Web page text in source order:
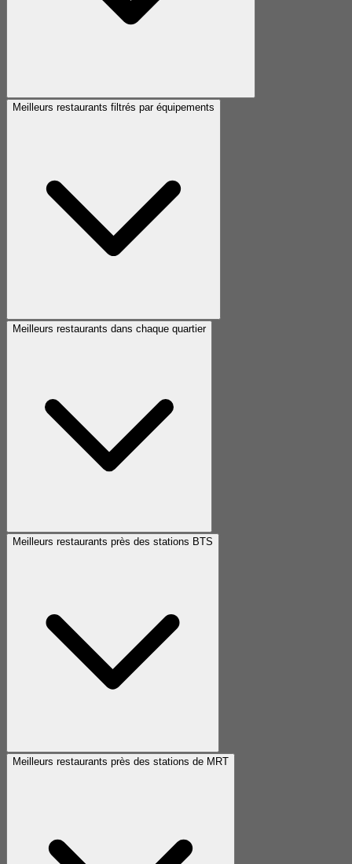
Meilleurs restaurants filtrés par équipements
Meilleurs restaurants dans chaque quartier
Meilleurs restaurants près des stations BTS
Meilleurs restaurants près des stations de MRT